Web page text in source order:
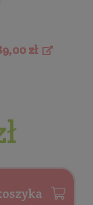
zł